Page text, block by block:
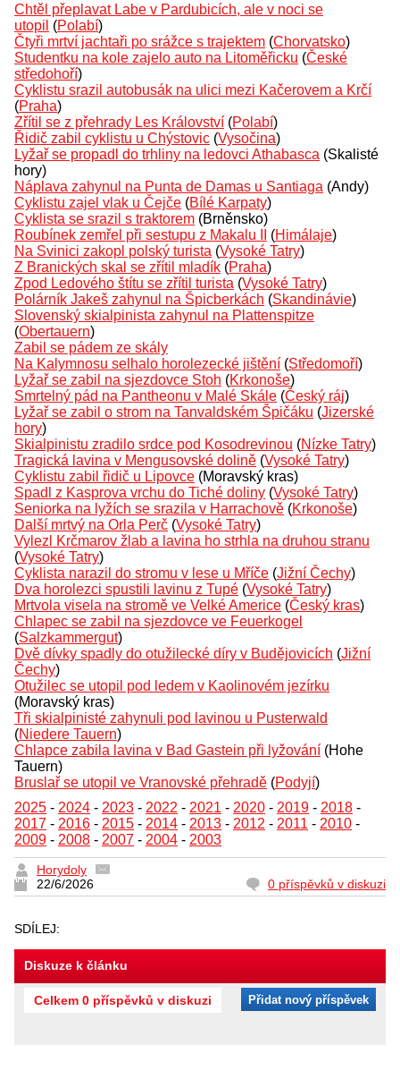
Chtěl přeplavat Labe v Pardubicích, ale v noci se
utopil (Polabí)
Čtyři mrtví jachtaři po srážce s trajektem (Chorvatsko)
Studentku na kole zajelo auto na Litoměřicku (České
středohoří)
Cyklistu srazil autobusák na ulici mezi Kačerovem a Krčí
(Praha)
Zřítil se z přehrady Les Království (Polabí)
Řidič zabil cyklistu u Chýstovic (Vysočina)
Lyžař se propadl do trhliny na ledovci Athabasca (Skalisté
hory)
Náplava zahynul na Punta de Damas u Santiaga (Andy)
Cyklistu zajel vlak u Čejče (Bílé Karpaty)
Cyklista se srazil s traktorem (Brněnsko)
Roubínek zemřel při sestupu z Makalu II
(Himálaje)
Na Svinici zakopl polský turista (Vysoké Tatry)
Z Branických skal se zřítil mladík (Praha)
Zpod Ledového štítu se zřítil turista (Vysoké Tatry)
Polárník Jakeš zahynul na Špicberkách (Skandinávie)
Slovenský skialpinista zahynul na Plattenspitze
(Obertauern)
Zabil se pádem ze skály
Na Kalymnosu selhalo horolezecké jištění (Středomoří)
Lyžař se zabil na sjezdovce Stoh (Krkonoše)
Smrtelný pád na Pantheonu v Malé Skále (Český ráj)
Lyžař se zabil o strom na Tanvaldském Špičáku (Jizerské
hory)
Skialpinistu zradilo srdce pod Kosodrevinou (Nízke Tatry)
Tragická lavina v Mengusovské dolině (Vysoké Tatry)
Cyklistu zabil řidič u Lipovce (Moravský kras)
Spadl z Kasprova vrchu do Tiché doliny (Vysoké Tatry)
Seniorka na lyžích se srazila v Harrachově (Krkonoše)
Další mrtvý na Orla Perč (Vysoké Tatry)
Vylezl Krčmarov žlab a lavina ho strhla na druhou stranu
(Vysoké Tatry)
Cyklista narazil do stromu v lese u Mříče (Jižní Čechy)
Dva horolezci spustili lavinu z Tupé (Vysoké Tatry)
Mrtvola visela na stromě ve Velké Americe (Český kras)
Chlapec se zabil na sjezdovce ve Feuerkogel
(Salzkammergut)
Dvě dívky spadly do otužilecké díry v Budějovicích (Jižní
Čechy)
Otužilec se utopil pod ledem v Kaolinovém jezírku
(Moravský kras)
Tři skialpinisté zahynuli pod lavinou u Pusterwald
(Niedere Tauern)
Chlapce zabila lavina v Bad Gastein při lyžování (Hohe
Tauern)
Bruslař se utopil ve Vranovské přehradě (Podyjí)
2025 - 2024 - 2023 - 2022 - 2021 - 2020 - 2019 - 2018 -
2017 - 2016 - 2015 - 2014 - 2013 - 2012 - 2011 - 2010 -
2009 - 2008 - 2007 - 2004 - 2003
Horydoly
22/6/2026
0 příspěvků v diskuzi
SDÍLEJ:
Diskuze k článku
Celkem 0 příspěvků v diskuzi Přidat nový příspěvek